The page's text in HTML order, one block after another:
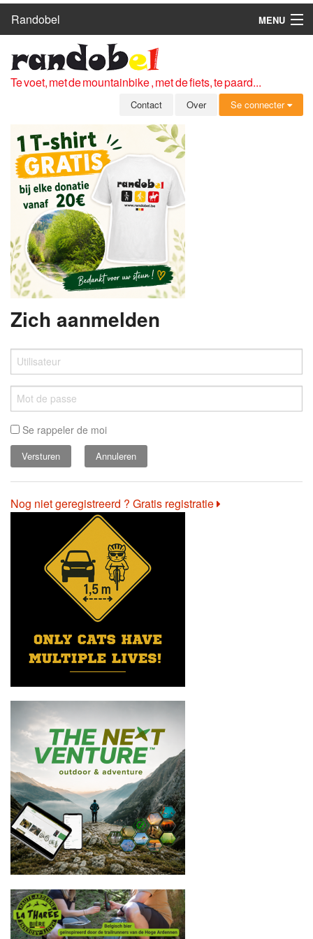
Randobel
MENU
ROUTES
CLUBS
OVER
LEDEN
ZICH AANMELDEN
GRATIS REGISTRATIE
WACHTWOORD VERGETEN
Te voet, met de mountainbike , met de fiets, te paard...
Contact Over Se connecter
Zich aanmelden
Se rappeler de moi
Annuleren
Nog niet geregistreerd ? Gratis registratie